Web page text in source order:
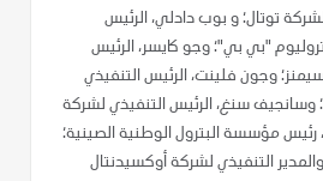
لشركة توتال؛ و بوب دادلي، الرئيس
"بي بي"؛ وجو كايسر، الرئيس
وجون فلينت، الرئيس التنفيذي
سنغ، الرئيس التنفيذي لشركة
رئيس مؤسسة البترول الوطنية الصينية؛
التنفيذي لشركة أوكسيدنتال